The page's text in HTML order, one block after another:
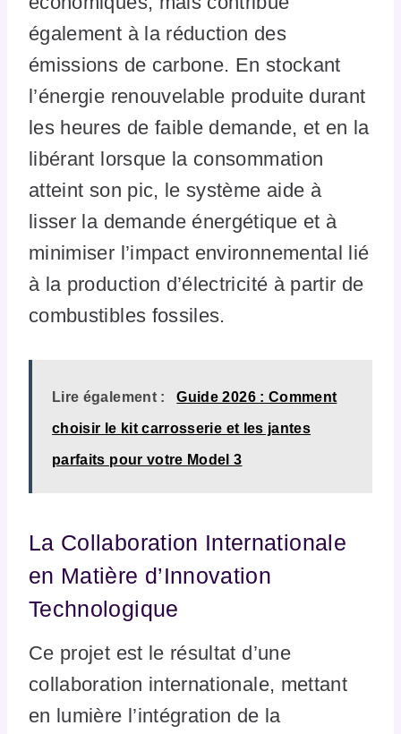
également à la réduction des
émissions de carbone. En stockant
l’énergie renouvelable produite durant
les heures de faible demande, et en la
libérant lorsque la consommation
atteint son pic, le système aide à
lisser la demande énergétique et à
minimiser l’impact environnemental lié
à la production d’électricité à partir de
combustibles fossiles.
Lire également : Guide 2026 : Comment
choisir le kit carrosserie et les jantes
parfaits pour votre Model 3
La Collaboration Internationale
en Matière d’Innovation
Technologique
Ce projet est le résultat d’une
collaboration internationale, mettant
en lumière l’intégration de la